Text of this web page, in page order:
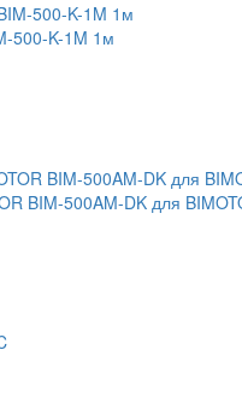
500-K-1M 1м
BIM-500AM-DK для